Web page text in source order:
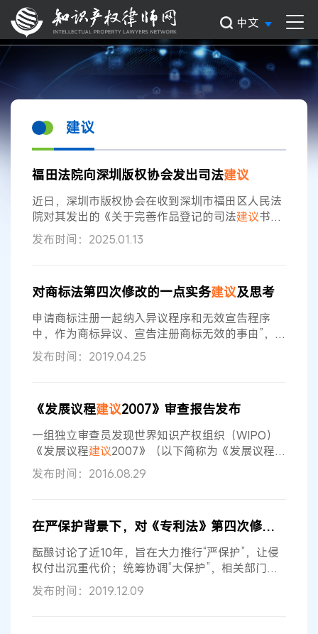
中文
建议
福田法院向深圳版权协会发出司法建议
近日，深圳市版权协会在收到深圳市福田区人民法
院对其发出的《关于完善作品登记的司法建议书》
后复函，表示完全采纳
管理制度的修订完善。 近年来，知识产权保护理念
在法院审理的多宗著作权权属、侵权纠纷案件中，
发现诸多原告存在作品登记等同于确权的误区，即
误认为案涉作品的著作权通过登记得到了绝对确认
发布时间：2025.01.13
对商标法第四次修改的一点实务建议及思考
申请商标注册一起纳入异议程序和无效宣告程序
中，作为商标异议、宣告注册商标无效的事由”，但
很遗憾没有看到热烈讨论的对商标异议、连续三年
不使用撤销申请及提交实际使用证据要求等修改议
为目的的修改，建议赋予商标局在商标注册申请的
审理过程和商标续展的管理过程中要求申请人和注
册人提交实际使用商标和商业使用意图的证据的权
力
发布时间：2019.04.25
《发展议程建议2007》审查报告发布
一组独立审查员发现世界知识产权组织（WIPO）
《发展议程建议2007》（以下简称为《发展议程》
或《议程》、《建议》）确实取得了一些进展，不
过认为WIPO应该与联合国发展机构合作，建立报
主要目标是促进知识产权保护，不过，WIPO也是
一个有发展进程规划的联合国机构。 此次审查还呼
吁更好地报告与发展议程项目
发布时间：2016.08.29
在严保护背景下，对《专利法》第四次修改再建言
酝酿讨论了近10年，旨在大力推行“严保护”，让侵
权付出沉重代价；统筹协调“大保护”，相关部门齐
抓共管；精准发力“快保护”，积极推进快速维权；
一视同仁“同保护”，依法保护各类创新主体。 笔者
发布时间：2019.12.09